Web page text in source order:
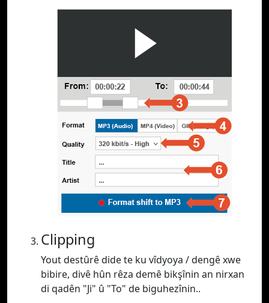
Clipping
Yout destûrê dide te ku vîdyoya / dengê xwe
bibire, divê hûn rêza demê bikşînin an nirxan
di qadên "Ji" û "To" de biguhezînin..